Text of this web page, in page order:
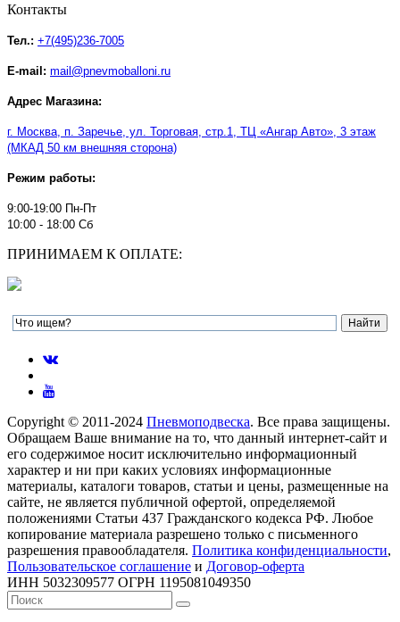
Контакты
Тел.: +7(495)236-7005
E-mail: mail@pnevmoballoni.ru
Адрес Магазина:
г. Москва, п. Заречье, ул. Торговая, стр.1, ТЦ «Ангар Авто» , 3 этаж
(МКАД 50 км внешняя сторона)
Режим работы:
9:00-19:00 Пн-Пт
10:00 - 18:00 Сб
ПРИНИМАЕМ К ОПЛАТЕ:
Copyright © 2011-2024 Пневмоподвеска. Все права защищены.
Обращаем Ваше внимание на то, что данный интернет-сайт и
его содержимое носит исключительно информационный
характер и ни при каких условиях информационные
материалы, каталоги товаров, статьи и цены, размещенные на
сайте, не является публичной офертой, определяемой
положениями Статьи 437 Гражданского кодекса РФ. Любое
копирование материала разрешено только с письменного
разрешения правообладателя. Политика конфиденциальности,
Пользовательское соглашение и Договор-оферта
ИНН 5032309577 ОГРН 1195081049350